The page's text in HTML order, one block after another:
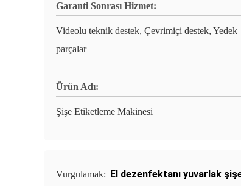
Garanti Sonrası Hizmet:
Videolu teknik destek, Çevrimiçi destek, Yedek
parçalar
Ürün Adı:
Şişe Etiketleme Makinesi
Vurgulamak: El dezenfektanı yuvarlak